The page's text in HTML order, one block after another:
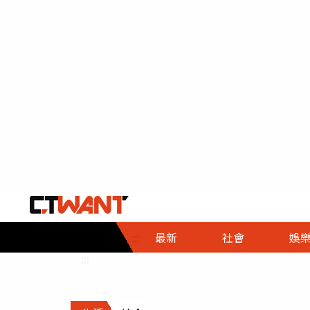
::: 最新 社會
社會首頁
時事
調查
娛樂
娛樂首頁
即時
財經首頁
熱線
政